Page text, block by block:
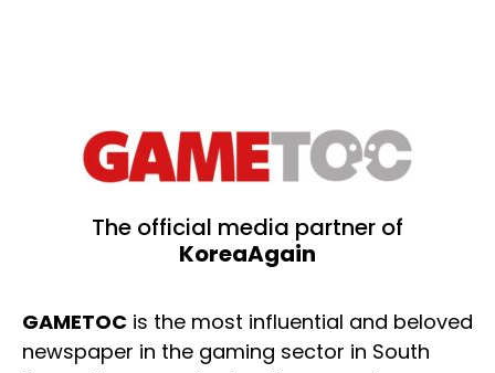
The official media partner of
KoreaAgain
GAMETOC is the most influential and beloved
newspaper in the gaming sector in South